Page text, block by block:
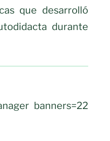
que desarrolló
durante
banners=22